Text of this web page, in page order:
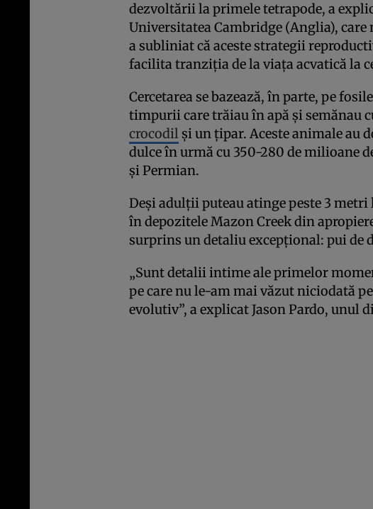
dezvoltării la primele tetrapode, a
Universitatea Cambridge (Anglia),
a subliniat că aceste strategii
facilita tranziția de la viața acvatică la
Cercetarea se bazează, în parte, pe
timpurii care trăiau în apă și semănau
crocodil și un țipar. Aceste animale au
dulce în urmă cu 350-280 de milioane
și Permian.
Deși adulții puteau atinge peste 3
în depozitele Mazon Creek din
surprins un detaliu excepțional: pui de
„Sunt detalii intime ale primelor
pe care nu le-am mai văzut niciodată
evolutiv”, a explicat Jason Pardo, unul